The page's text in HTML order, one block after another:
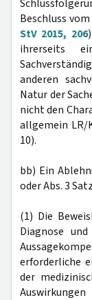
Beschluss
StV 2015, 206
ihrerseits
anderen
Natur der
nicht den
allgemein LR/
10).
bb) Ein
oder Abs. 3
(1) Die
Diagnose
erforderliche
der